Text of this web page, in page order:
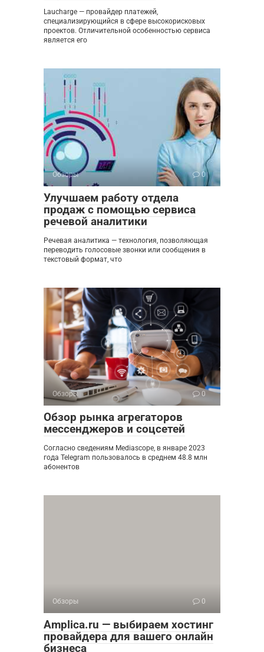
Laucharge — провайдер платежей,
специализирующийся в сфере высокорисковых
проектов. Отличительной особенностью сервиса
является его
Обзоры 0
Улучшаем работу отдела
продаж с помощью сервиса
речевой аналитики
Речевая аналитика — технология, позволяющая
переводить голосовые звонки или сообщения в
текстовый формат, что
Обзоры 0
Обзор рынка агрегаторов
мессенджеров и соцсетей
Согласно сведениям Mediascope, в январе 2023
года Telegram пользовалось в среднем 48.8 млн
абонентов
Обзоры 0
Amplica.ru — выбираем хостинг
провайдера для вашего онлайн
бизнеса